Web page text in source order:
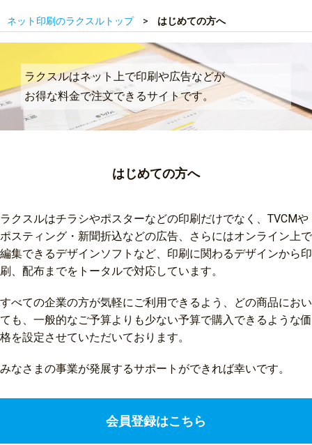
ネット印刷のラクスルトップ はじめての方へ
ラクスルはネット上で印刷や広告などが
お得な料金で注文できるサイトです。
はじめての方へ
ラクスルはチラシやポスターなどの印刷だけでなく、TVCMや
ポスティング・新聞折込などの広告、さらにはオンライン上で
編集できるデザインソフトなど、印刷に関わるデザインから印
刷、配布までをトータルで対応しています。
すべての企業の方が気軽にご利用できるよう、どの商品におい
ても、一般的なご予算よりも少ない予算で購入できるような価
格を設定させていただいております。
みなさまの事業が発展するサポートができれば幸いです。
会員登録はこちら